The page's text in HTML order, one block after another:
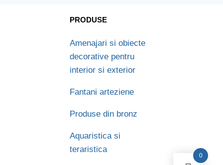
PRODUSE
Amenajari si obiecte
decorative pentru
interior si exterior
Fantani arteziene
Produse din bronz
Aquaristica si
teraristica
0